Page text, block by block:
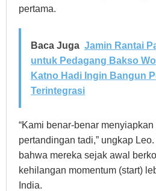
pertama.
Baca Juga Jamin Rantai
untuk Pedagang Bakso
Katno Hadi Ingin Bangun
Terintegrasi
“Kami benar-benar
pertandingan tadi,” ungkap
bahwa mereka sejak awal
kehilangan momentum (start)
India.